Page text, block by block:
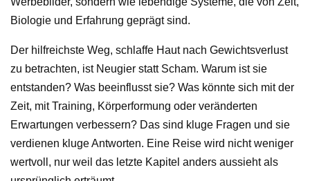
Biologie und Erfahrung geprägt sind.
Der hilfreichste Weg, schlaffe Haut nach Gewichtsverlust
zu betrachten, ist Neugier statt Scham. Warum ist sie
entstanden? Was beeinflusst sie? Was könnte sich mit der
Zeit, mit Training, Körperformung oder veränderten
Erwartungen verbessern? Das sind kluge Fragen und sie
verdienen kluge Antworten. Eine Reise wird nicht weniger
wertvoll, nur weil das letzte Kapitel anders aussieht als